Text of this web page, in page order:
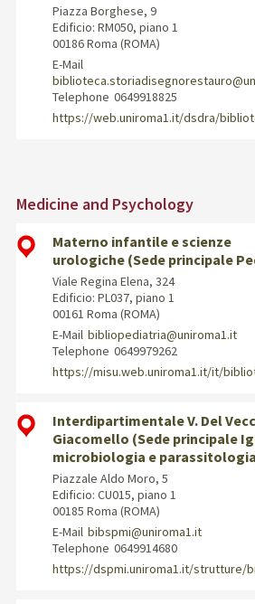
Piazza Borghese, 9
Edificio: RM050, piano 1
00186 Roma (ROMA)
E-Mail
Telephone 0649918825
https://web.uniroma1.it/dsdra/
Medicine and Psychology
Materno infantile e scienze
urologiche (Sede principale
Viale Regina Elena, 324
Edificio: PL037, piano 1
00161 Roma (ROMA)
E-Mail bibliopediatria@uniroma1.it
Telephone 0649979262
https://misu.web.uniroma1.it/it/
Interdipartimentale V. Del
Giacomello (Sede principale
microbiologia e
Piazzale Aldo Moro, 5
Edificio: CU015, piano 1
00185 Roma (ROMA)
E-Mail bibspmi@uniroma1.it
Telephone 0649914680
https://dspmi.uniroma1.it/strutture/